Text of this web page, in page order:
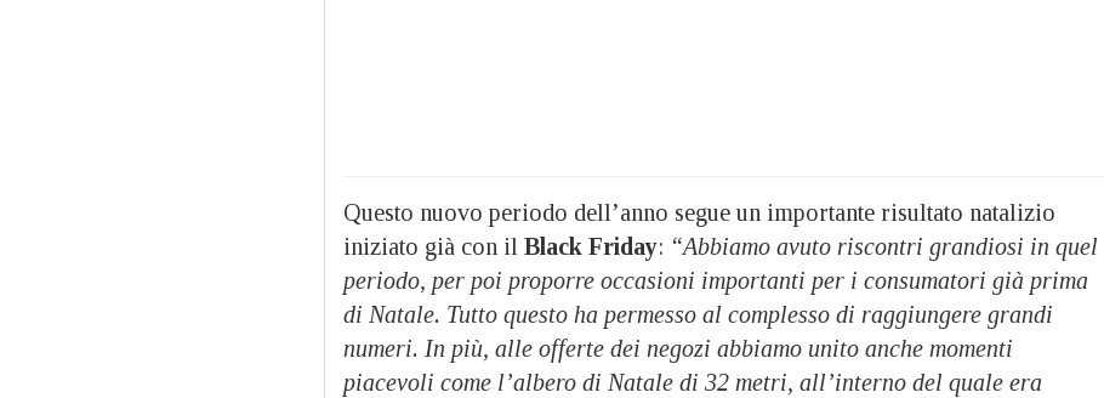
Questo nuovo periodo dell’anno segue un importante risultato natalizio
iniziato già con il Black Friday: “Abbiamo avuto riscontri grandiosi in quel
periodo, per poi proporre occasioni importanti per i consumatori già prima
di Natale. Tutto questo ha permesso al complesso di raggiungere grandi
numeri. In più, alle offerte dei negozi abbiamo unito anche momenti
piacevoli come l’albero di Natale di 32 metri, all’interno del quale era